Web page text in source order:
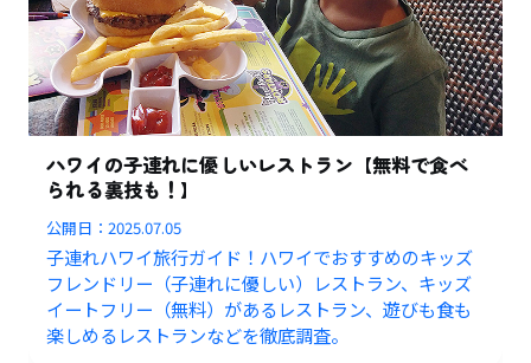
ハワイの子連れに優しいレストラン【無料で食べ
られる裏技も！】
公開日：2025.07.05
子連れハワイ旅行ガイド！ハワイでおすすめのキッズ
フレンドリー（子連れに優しい）レストラン、キッズ
イートフリー（無料）があるレストラン、遊びも食も
楽しめるレストランなどを徹底調査。